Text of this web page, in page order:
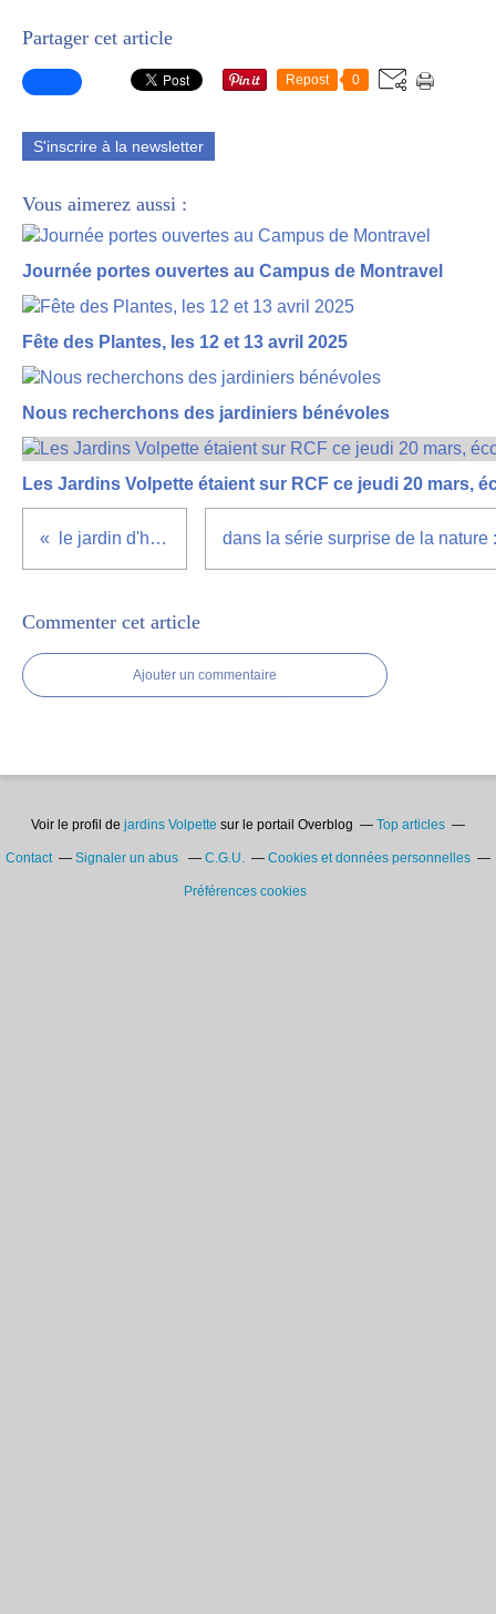
Partager cet article
Repost 0
S'inscrire à la newsletter
Vous aimerez aussi :
Journée portes ouvertes au Campus de Montravel
Fête des Plantes, les 12 et 13 avril 2025
Nous recherchons des jardiniers bénévoles
Les Jardins Volpette étaient sur RCF ce jeudi 20 mars,
le jardin d'halloween
Commenter cet article
Ajouter un commentaire
Voir le profil de jardins Volpette sur le portail Overblog Top articles
Contact Signaler un abus C.G.U. Cookies et données personnelles
Préférences cookies